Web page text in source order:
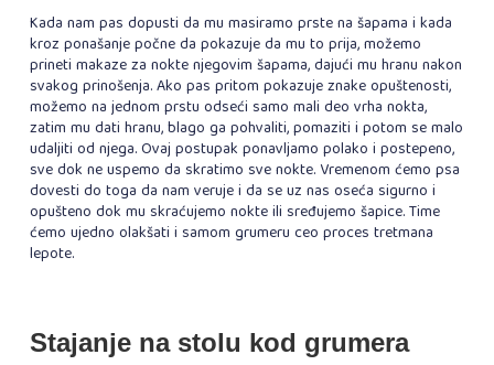
Kada nam pas dopusti da mu masiramo prste na šapama i kada
kroz ponašanje počne da pokazuje da mu to prija, možemo
prineti makaze za nokte njegovim šapama, dajući mu hranu nakon
svakog prinošenja. Ako pas pritom pokazuje znake opuštenosti,
možemo na jednom prstu odseći samo mali deo vrha nokta,
zatim mu dati hranu, blago ga pohvaliti, pomaziti i potom se malo
udaljiti od njega. Ovaj postupak ponavljamo polako i postepeno,
sve dok ne uspemo da skratimo sve nokte. Vremenom ćemo psa
dovesti do toga da nam veruje i da se uz nas oseća sigurno i
opušteno dok mu skraćujemo nokte ili sređujemo šapice. Time
ćemo ujedno olakšati i samom grumeru ceo proces tretmana
lepote.
Stajanje na stolu kod grumera